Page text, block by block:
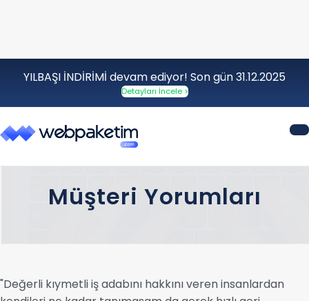
YILBAŞI İNDİRİMİ devam ediyor! Son gün 31.12.2025
Detayları İncele >
Müşteri Yorumları
"Değerli kıymetli iş adabını hakkını veren insanlardan